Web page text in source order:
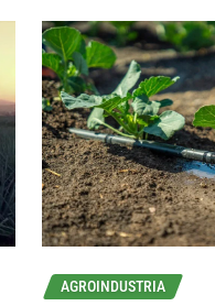
AGROINDUSTRIA